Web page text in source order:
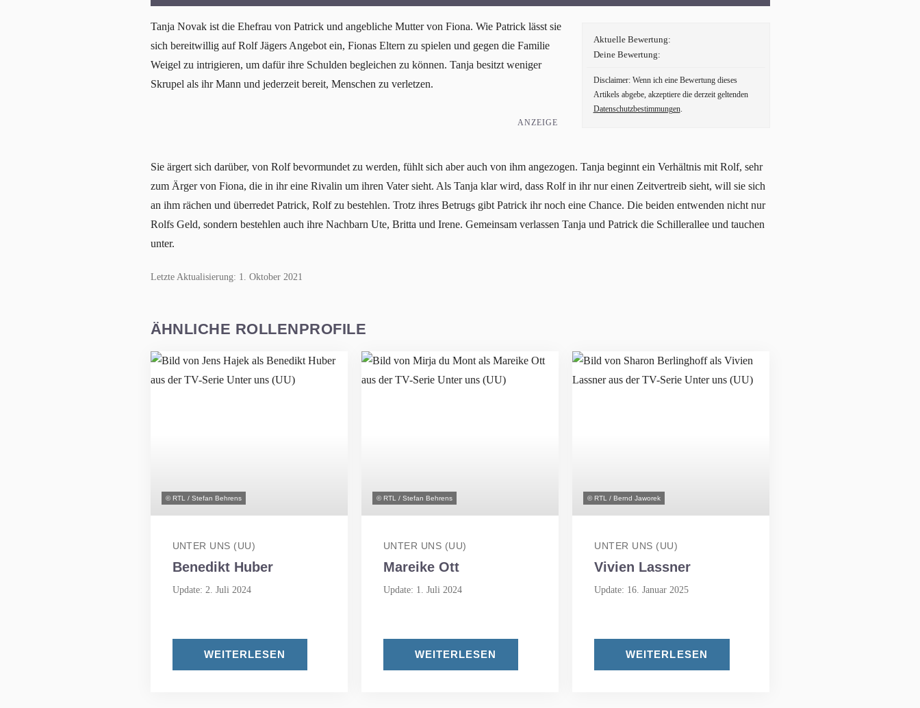
Aktuelle Bewertung:
Deine Bewertung:
Disclaimer: Wenn ich eine Bewertung dieses
Artikels abgebe, akzeptiere die derzeit geltenden
Datenschutzbestimmungen.
Tanja Novak ist die Ehefrau von Patrick und angebliche Mutter von Fiona. Wie Patrick lässt sie
sich bereitwillig auf Rolf Jägers Angebot ein, Fionas Eltern zu spielen und gegen die Familie
Weigel zu intrigieren, um dafür ihre Schulden begleichen zu können. Tanja besitzt weniger
Skrupel als ihr Mann und jederzeit bereit, Menschen zu verletzen.
ANZEIGE
Sie ärgert sich darüber, von Rolf bevormundet zu werden, fühlt sich aber auch von ihm angezogen. Tanja beginnt ein Verhältnis mit Rolf, sehr
zum Ärger von Fiona, die in ihr eine Rivalin um ihren Vater sieht. Als Tanja klar wird, dass Rolf in ihr nur einen Zeitvertreib sieht, will sie sich
an ihm rächen und überredet Patrick, Rolf zu bestehlen. Trotz ihres Betrugs gibt Patrick ihr noch eine Chance. Die beiden entwenden nicht nur
Rolfs Geld, sondern bestehlen auch ihre Nachbarn Ute, Britta und Irene. Gemeinsam verlassen Tanja und Patrick die Schillerallee und tauchen
unter.
Letzte Aktualisierung: 1. Oktober 2021
ÄHNLICHE ROLLENPROFILE
© RTL / Stefan Behrens
UNTER UNS (UU)
Benedikt Huber
Update: 2. Juli 2024
WEITERLESEN
© RTL / Stefan Behrens
UNTER UNS (UU)
Mareike Ott
Update: 1. Juli 2024
WEITERLESEN
© RTL / Bernd Jaworek
UNTER UNS (UU)
Vivien Lassner
Update: 16. Januar 2025
WEITERLESEN